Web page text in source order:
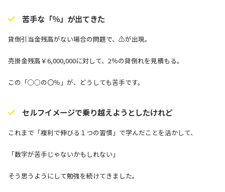
苦手な「％」が出てきた
貸倒引当金残高がない場合の問題で、⚠が出現。
売掛金残高￥6,000,000に対して、2％の貸倒れを見積もる。
この「○○の〇％」が、どうしても苦手です。
セルフイメージで乗り越えようとしたけれど
これまで「複利で伸びる１つの習慣」で学んだことを活かして、
「数字が苦手じゃないかもしれない」
そう思うようにして勉強を続けてきました。